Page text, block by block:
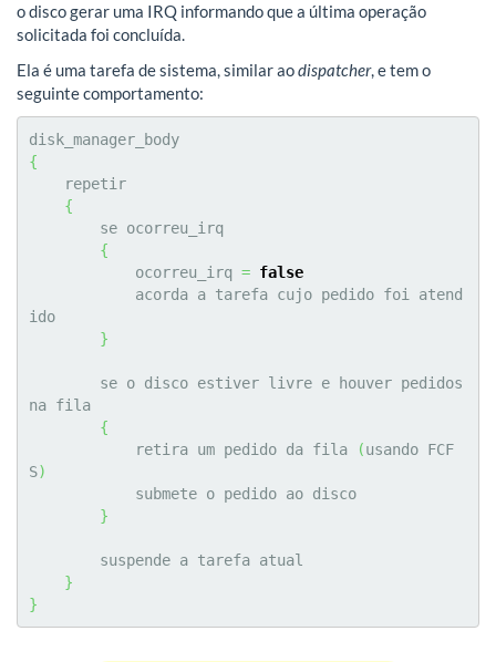
o disco gerar uma IRQ informando que a última operação
solicitada foi concluída.
Ela é uma tarefa de sistema, similar aodispatcher, e tem o
seguinte comportamento:
{
{
{
            ocorreu_irq
= false
ido
}
na fila
{
            retira um pedido da fila
(usando FCF
S)
}
}
}